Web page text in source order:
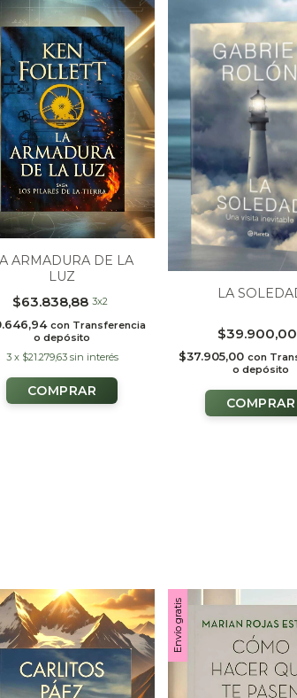
ARMADURA DE LA
LUZ
$63.838,88 3x2
con Transferencia
o depósito
3 x $21.279,63 sin interés
LA
$39.900,00
$37.905,00 con
o depósito
Envío gratis